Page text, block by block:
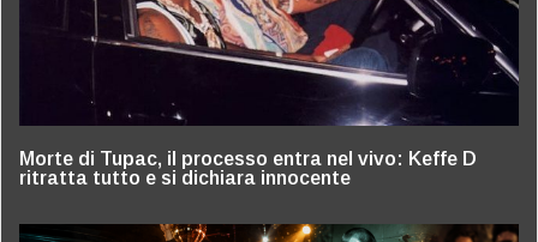
Morte di Tupac, il processo entra nel vivo: Keffe D
ritratta tutto e si dichiara innocente